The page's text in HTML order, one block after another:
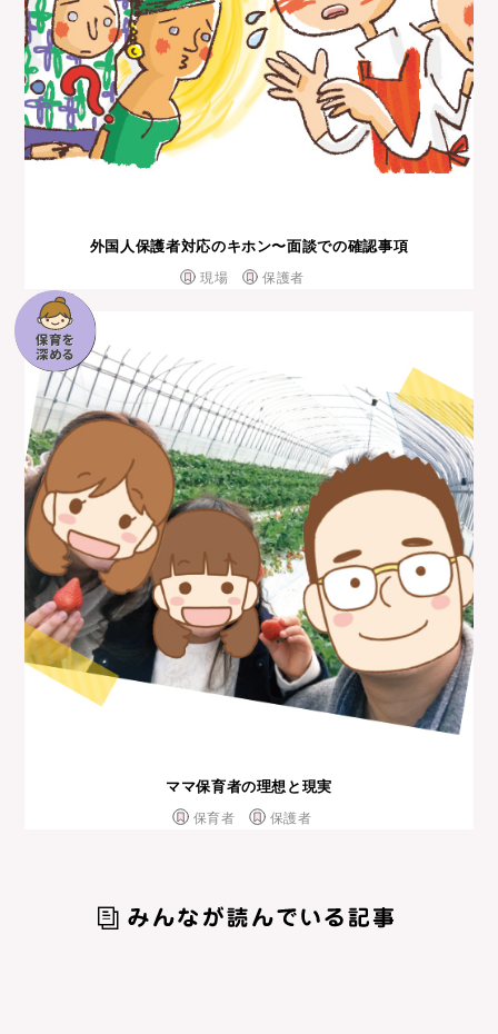
外国⼈保護者対応のキホン〜⾯談での確認事項
現場 保護者
ママ保育者の理想と現実
保育者 保護者